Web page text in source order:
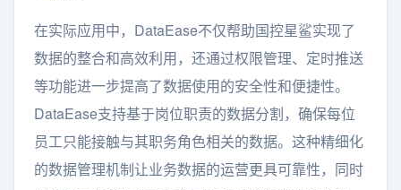
在实际应用中，DataEase不仅帮助国控星鲨实现了
数据的整合和高效利用，还通过权限管理、定时推送
等功能进一步提高了数据使用的安全性和便捷性。
DataEase支持基于岗位职责的数据分割，确保每位
员工只能接触与其职务角色相关的数据。这种精细化
的数据管理机制让业务数据的运营更具可靠性，同时